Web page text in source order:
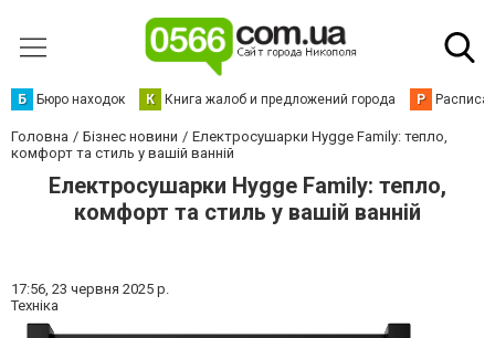
Б Бюро находок К Книга жалоб и предложений города Р
Головна Бізнес новини
Електросушарки Hygge Family: тепло,
комфорт та стиль у вашій ванній
Електросушарки Hygge Family: тепло,
комфорт та стиль у вашій ванній
17:56, 23 червня 2025 р.
Техніка